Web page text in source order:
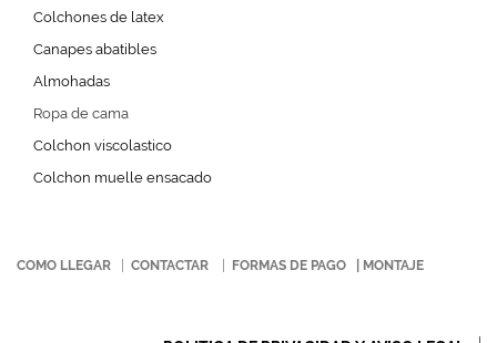
Colchones de latex
Canapes abatibles
Almohadas
Ropa de cama
Colchon viscolastico
Colchon muelle ensacado
COMO LLEGAR CONTACTAR FORMAS DE PAGO MONTAJE